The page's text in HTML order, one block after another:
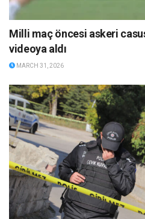
Milli maç öncesi askeri
videoya aldı
MARCH 31, 2026